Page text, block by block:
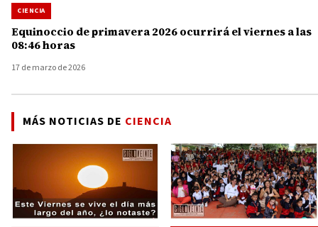
CIENCIA
Equinoccio de primavera 2026 ocurrirá el viernes a las
08:46 horas
17 de marzo de 2026
MÁS NOTICIAS DE CIENCIA